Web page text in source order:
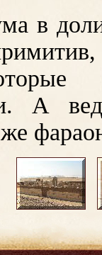
в
А